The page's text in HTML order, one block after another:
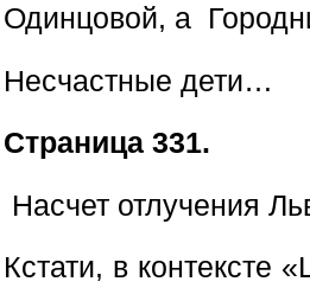
Одинцовой, а
Несчастные дети…
Страница 331.
Насчет отлучения
Кстати, в контексте